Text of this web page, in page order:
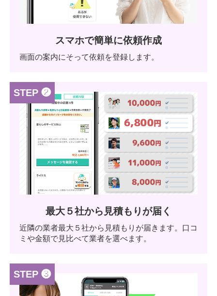
スマホで簡単に依頼作成
画面の案内にそって依頼を登録します。
STEP ❷
最大５社から見積もりが届く
近隣の業者最大５社から見積もりが届きます。口コ
ミや金額で見比べて業者を選べます。
STEP ❸